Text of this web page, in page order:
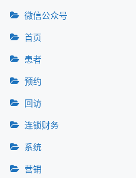
微信公众号
首页
患者
预约
回访
连锁财务
系统
营销